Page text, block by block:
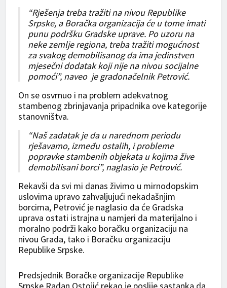
“Rješenja treba tražiti na nivou Republike
Srpske, a Boračka organizacija će u tome imati
punu podršku Gradske uprave. Po uzoru na
neke zemlje regiona, treba tražiti mogućnost
za svakog demobilisanog da ima jedinstven
mjesečni dodatak koji nije na nivou socijalne
pomoći”, naveo je gradonačelnik Petrović.
On se osvrnuo i na problem adekvatnog
stambenog zbrinjavanja pripadnika ove kategorije
stanovništva.
“Naš zadatak je da u narednom periodu
rješavamo, između ostalih, i probleme
popravke stambenih objekata u kojima žive
demobilisani borci”, naglasio je Petrović.
Rekavši da svi mi danas živimo u mirnodopskim
uslovima upravo zahvaljujući nekadašnjim
borcima, Petrović je naglasio da će Gradska
uprava ostati istrajna u namjeri da materijalno i
moralno podrži kako boračku organizaciju na
nivou Grada, tako i Boračku organizaciju
Republike Srpske.
Predsjednik Boračke organizacije Republike
Srpske Radan Ostojić rekao je poslije sastanka da